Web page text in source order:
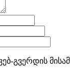
გვერდის